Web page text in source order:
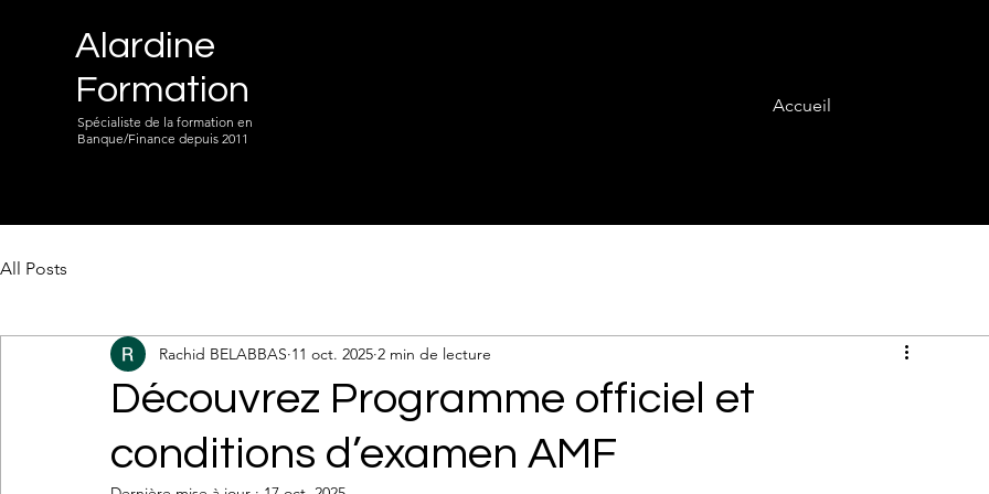
Alardine
Formation
Spécialiste de la formation en
Banque/Finance depuis 2011
Accueil
All Posts
Découvrez Programme officiel et
conditions d’examen AMF
Rachid BELABBAS 11 oct. 2025 2 min de lecture